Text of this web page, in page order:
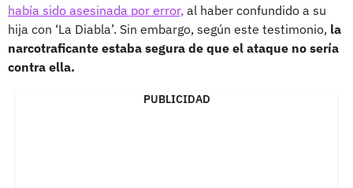
había sido asesinada por error, al haber confundido a su
hija con ‘La Diabla’. Sin embargo, según este testimonio, la
narcotraficante estaba segura de que el ataque no sería
contra ella.
PUBLICIDAD